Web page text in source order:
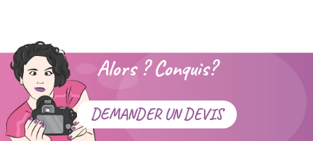
Alors ? Conquis?
DEMANDER UN DEVIS